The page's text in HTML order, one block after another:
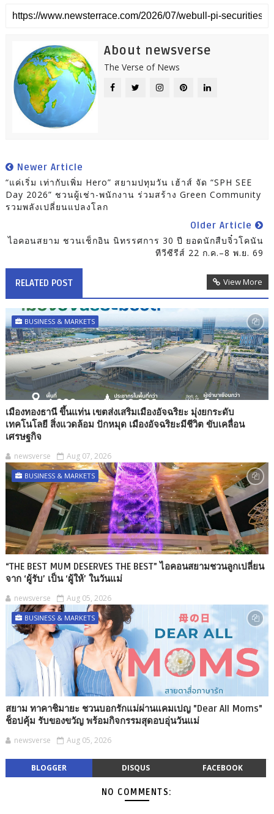
About newsverse
The Verse of News
Newer Article
“แค่เริ่ม เท่ากับเพิ่ม Hero” สยามปทุมวัน เฮ้าส์ จัด “SPH SEE
Day 2026” ชวนผู้เช่า-พนักงาน ร่วมสร้าง Green Community
รวมพลังเปลี่ยนแปลงโลก
Older Article
ไอคอนสยาม ชวนเช็กอิน นิทรรศการ 30 ปี ยอดนักสืบจิ๋วโคนัน
ทีวีซีรีส์ 22 ก.ค.–8 พ.ย. 69
RELATED POST View More
BUSINESS & MARKETS
เมืองทองธานี ขึ้นแท่น เขตส่งเสริมเมืองอัจฉริยะ มุ่งยกระดับ
เทคโนโลยี สิ่งแวดล้อม ปักหมุด เมืองอัจฉริยะมีชีวิต ขับเคลื่อน
เศรษฐกิจ
newsverse Aug 07, 2026
BUSINESS & MARKETS
“THE BEST MUM DESERVES THE BEST” ไอคอนสยามชวนลูกเปลี่ยน
จาก ‘ผู้รับ’ เป็น ‘ผู้ให้’ ในวันแม่
newsverse Aug 05, 2026
BUSINESS & MARKETS
สยาม ทาคาชิมายะ ชวนบอกรักแม่ผ่านแคมเปญ "Dear All Moms"
ช็อปคุ้ม รับของขวัญ พร้อมกิจกรรมสุดอบอุ่นวันแม่
newsverse Aug 05, 2026
BLOGGER DISQUS FACEBOOK
NO COMMENTS: